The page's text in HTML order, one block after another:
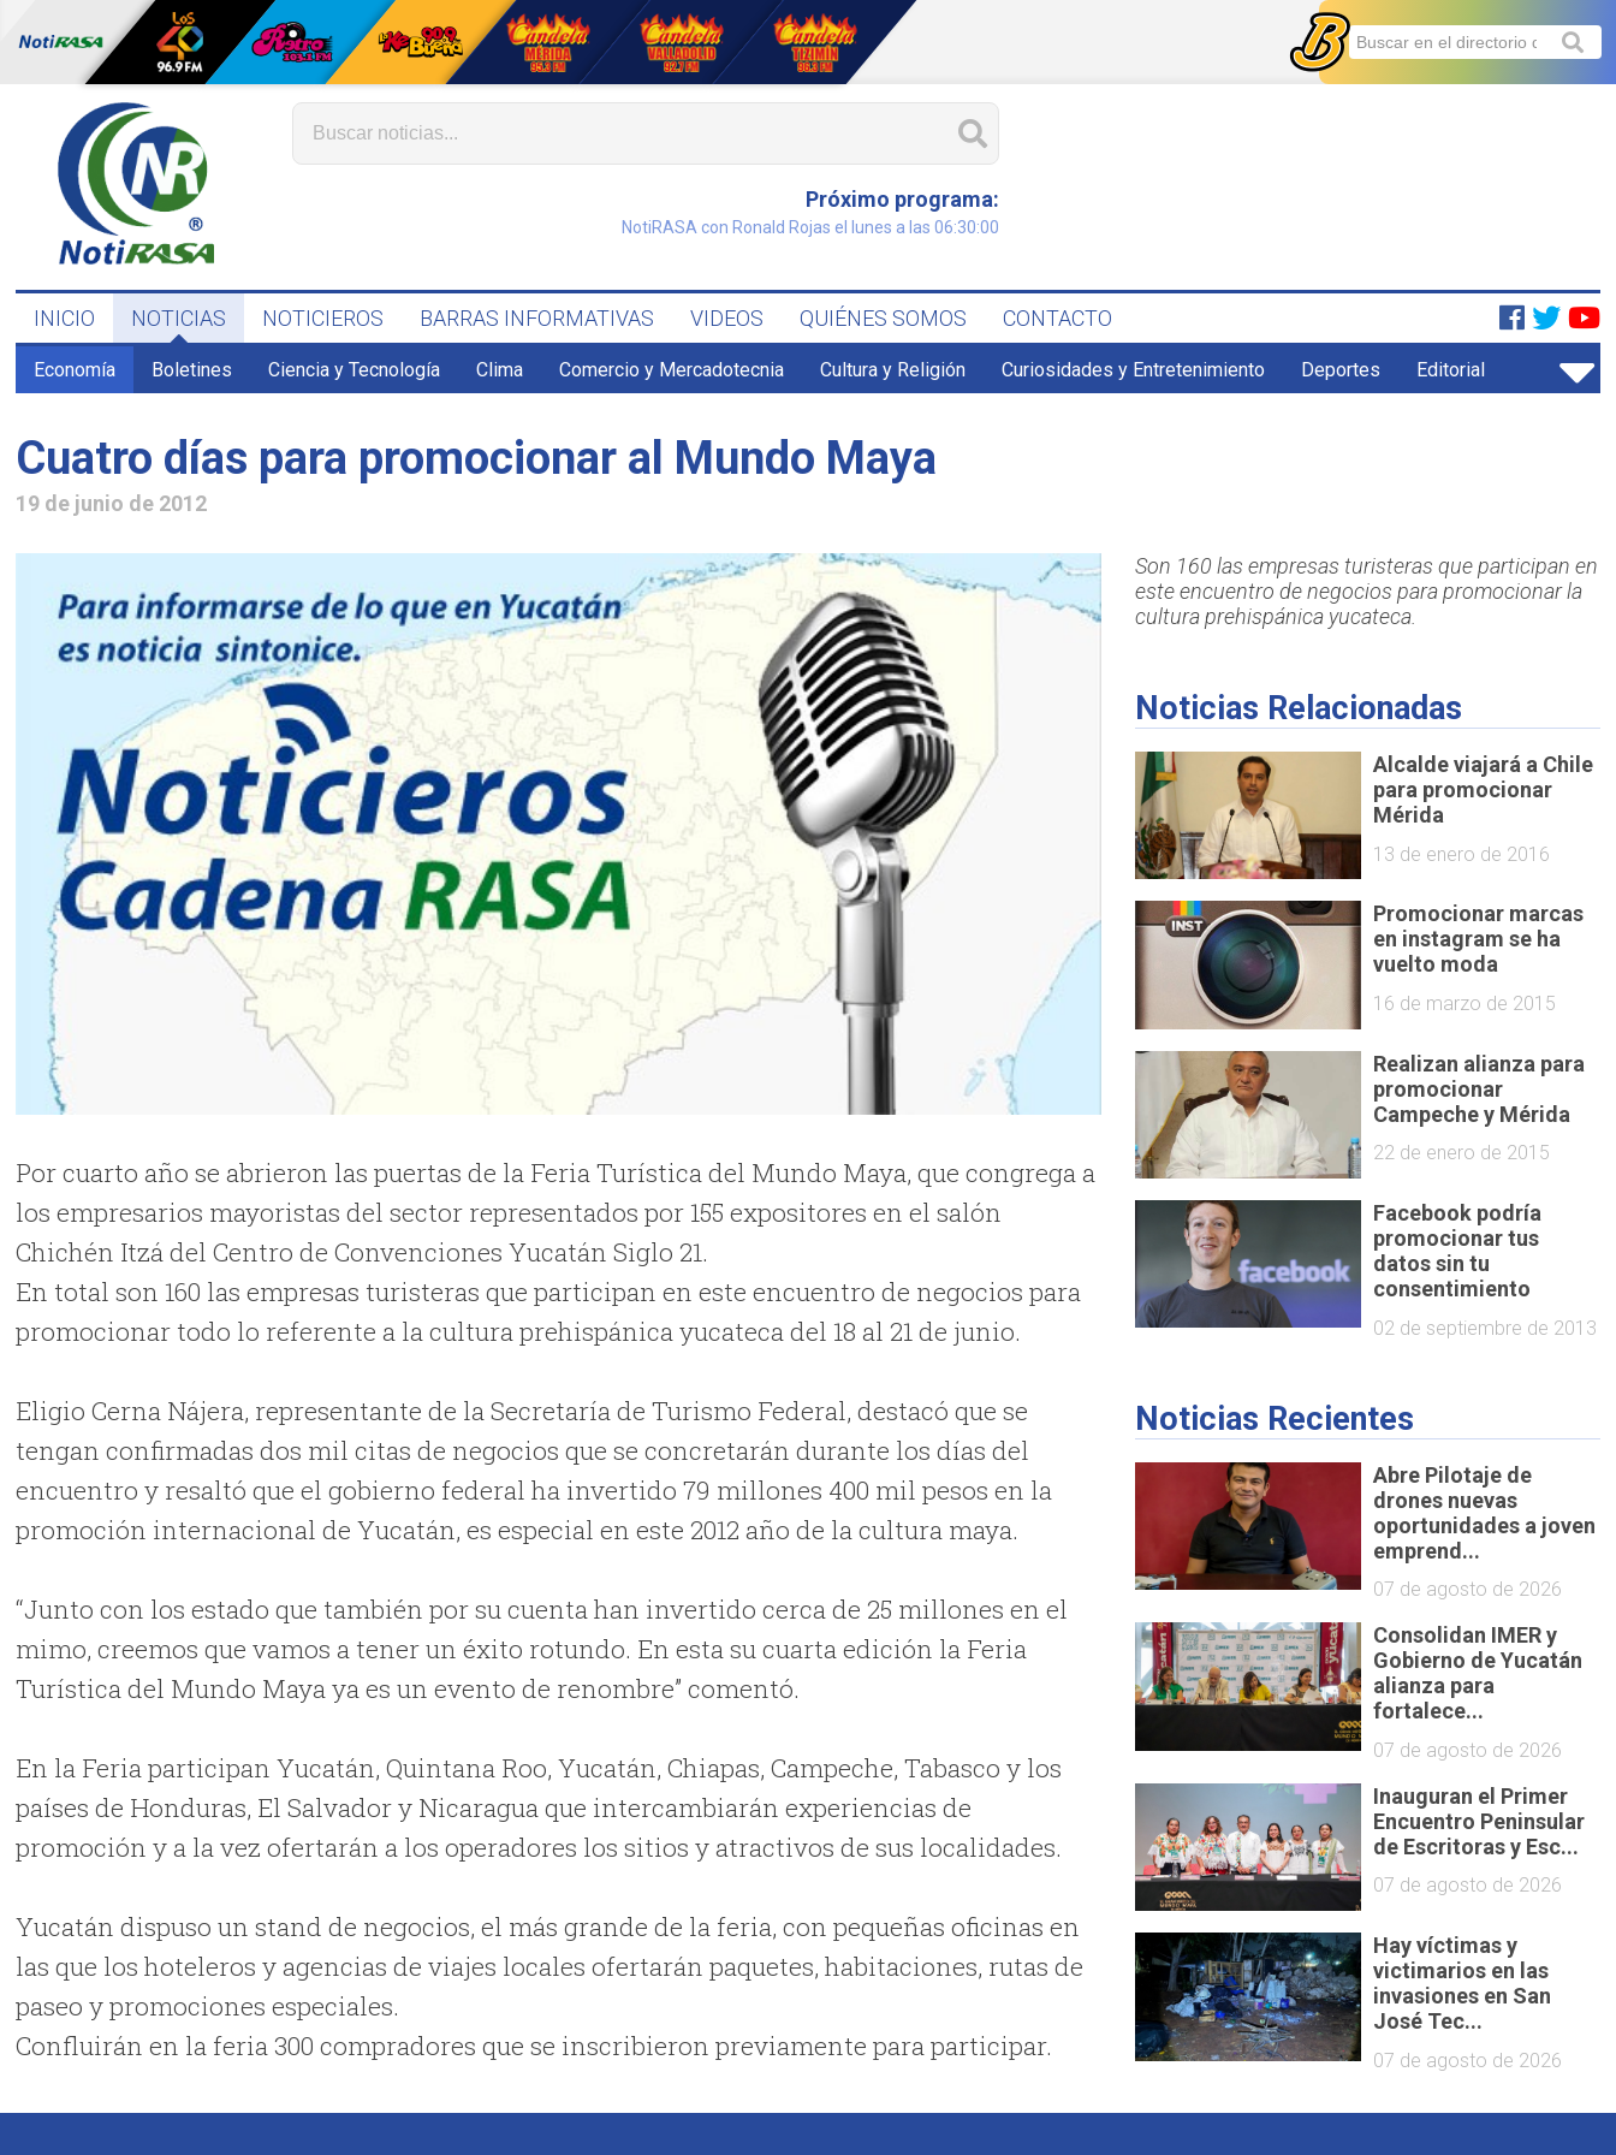
Próximo programa:
NotiRASA con Ronald Rojas el lunes a las 06:30:00
INICIO NOTICIAS NOTICIEROS BARRAS INFORMATIVAS VIDEOS QUIÉNES SOMOS CONTACTO
Economía Boletines Ciencia y Tecnología Clima Comercio y Mercadotecnia Cultura y Religión Curiosidades y Entretenimiento Deportes Editorial
19 de junio de 2012
Por cuarto año se abrieron las puertas de la Feria Turística del Mundo Maya, que congrega a
los empresarios mayoristas del sector representados por 155 expositores en el salón
Chichén Itzá del Centro de Convenciones Yucatán Siglo 21.
En total son 160 las empresas turisteras que participan en este encuentro de negocios para
promocionar todo lo referente a la cultura prehispánica yucateca del 18 al 21 de junio.
Eligio Cerna Nájera, representante de la Secretaría de Turismo Federal, destacó que se
tengan confirmadas dos mil citas de negocios que se concretarán durante los días del
encuentro y resaltó que el gobierno federal ha invertido 79 millones 400 mil pesos en la
promoción internacional de Yucatán, es especial en este 2012 año de la cultura maya.
“Junto con los estado que también por su cuenta han invertido cerca de 25 millones en el
mimo, creemos que vamos a tener un éxito rotundo. En esta su cuarta edición la Feria
Turística del Mundo Maya ya es un evento de renombre” comentó.
En la Feria participan Yucatán, Quintana Roo, Yucatán, Chiapas, Campeche, Tabasco y los
países de Honduras, El Salvador y Nicaragua que intercambiarán experiencias de
promoción y a la vez ofertarán a los operadores los sitios y atractivos de sus localidades.
Yucatán dispuso un stand de negocios, el más grande de la feria, con pequeñas oficinas en
las que los hoteleros y agencias de viajes locales ofertarán paquetes, habitaciones, rutas de
paseo y promociones especiales.
Confluirán en la feria 300 compradores que se inscribieron previamente para participar.
Son 160 las empresas turisteras que participan en
este encuentro de negocios para promocionar la
cultura prehispánica yucateca.
Noticias Relacionadas
Alcalde viajará a Chile
para promocionar
Mérida
13 de enero de 2016
Promocionar marcas
en instagram se ha
vuelto moda
16 de marzo de 2015
Realizan alianza para
promocionar
Campeche y Mérida
22 de enero de 2015
Facebook podría
promocionar tus
datos sin tu
consentimiento
02 de septiembre de 2013
Noticias Recientes
Abre Pilotaje de
drones nuevas
oportunidades a joven
emprend...
07 de agosto de 2026
Consolidan IMER y
Gobierno de Yucatán
alianza para
fortalece...
07 de agosto de 2026
Inauguran el Primer
Encuentro Peninsular
de Escritoras y Esc...
07 de agosto de 2026
Hay víctimas y
victimarios en las
invasiones en San
José Tec...
07 de agosto de 2026